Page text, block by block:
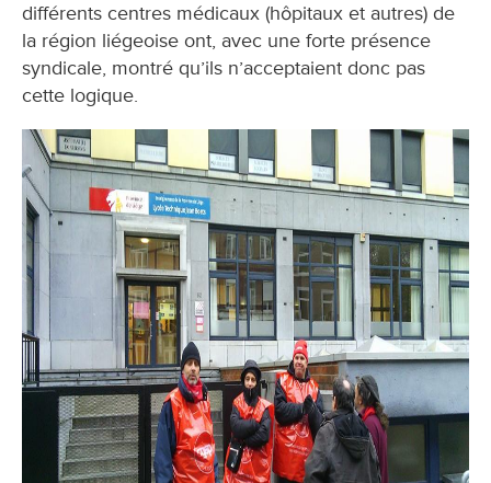
différents centres médicaux (hôpitaux et autres) de
la région liégeoise ont, avec une forte présence
syndicale, montré qu’ils n’acceptaient donc pas
cette logique.